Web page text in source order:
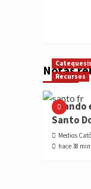
Notas
Catequesis
Recursos
Cuando
Santo
Medios
hace 38